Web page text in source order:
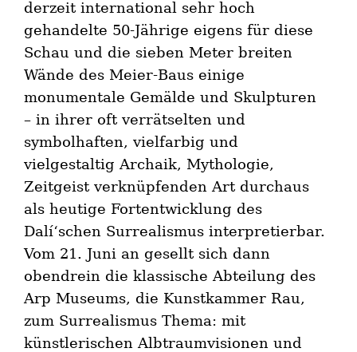
derzeit international sehr hoch
gehandelte 50-Jährige eigens für diese
Schau und die sieben Meter breiten
Wände des Meier-Baus einige
monumentale Gemälde und Skulpturen
– in ihrer oft verrätselten und
symbolhaften, vielfarbig und
vielgestaltig Archaik, Mythologie,
Zeitgeist verknüpfenden Art durchaus
als heutige Fortentwicklung des
Dalí‘schen Surrealismus interpretierbar.
Vom 21. Juni an gesellt sich dann
obendrein die klassische Abteilung des
Arp Museums, die Kunstkammer Rau,
zum Surrealismus Thema: mit
künstlerischen Albtraumvisionen und